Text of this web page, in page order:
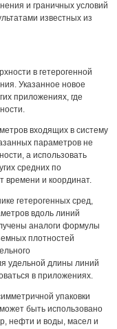
и граничных условий
известных из
в гетерогенной
Указанное новое
приложениях, где
входящих в систему
параметров не
а использовать
средних по
времени и координат.
гетерогенных сред,
вдоль линий
аналоги формулы
плотностей
удельной длины линий
в приложениях.
упаковки
быть использовано
нефти и воды, масел и